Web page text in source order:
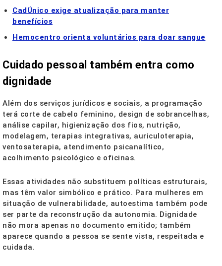
CadÚnico exige atualização para manter
benefícios
Hemocentro orienta voluntários para doar sangue
Cuidado pessoal também entra como
dignidade
Além dos serviços jurídicos e sociais, a programação
terá corte de cabelo feminino, design de sobrancelhas,
análise capilar, higienização dos fios, nutrição,
modelagem, terapias integrativas, auriculoterapia,
ventosaterapia, atendimento psicanalítico,
acolhimento psicológico e oficinas.
Essas atividades não substituem políticas estruturais,
mas têm valor simbólico e prático. Para mulheres em
situação de vulnerabilidade, autoestima também pode
ser parte da reconstrução da autonomia. Dignidade
não mora apenas no documento emitido; também
aparece quando a pessoa se sente vista, respeitada e
cuidada.